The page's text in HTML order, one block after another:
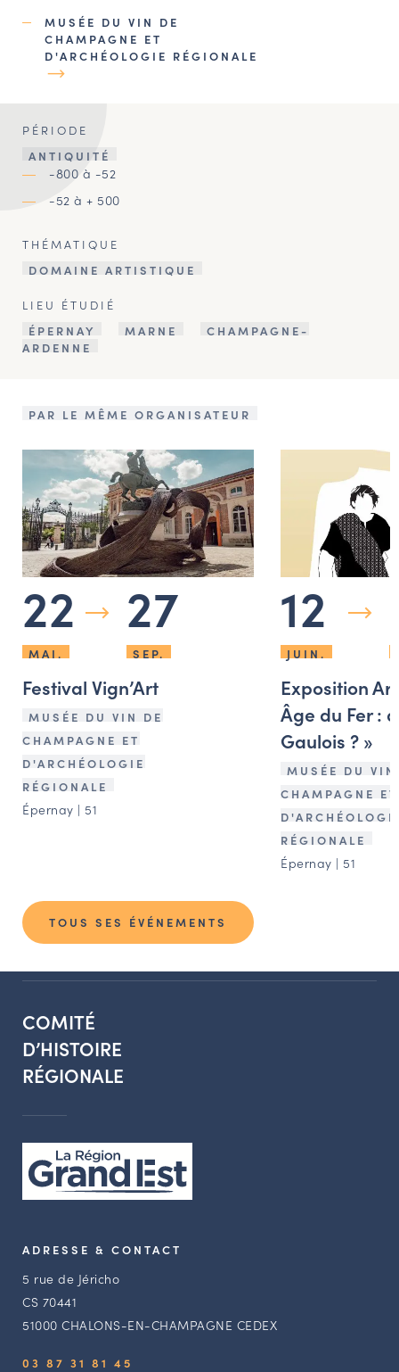
MUSÉE DU VIN DE
CHAMPAGNE ET
D'ARCHÉOLOGIE RÉGIONALE
PÉRIODE
ANTIQUITÉ
-800 à -52
-52 à + 500
THÉMATIQUE
DOMAINE ARTISTIQUE
LIEU ÉTUDIÉ
ÉPERNAY
MARNE
CHAMPAGNE-
ARDENNE
PAR LE MÊME ORGANISATEUR
22
MAI.
27
SEP.
Festival Vign’Art
MUSÉE DU VIN DE
CHAMPAGNE ET
D'ARCHÉOLOGIE
RÉGIONALE
Épernay | 51
12
JUIN.
Exposition
Âge du Fer :
Gaulois ? »
MUSÉE DU
CHAMPAGNE ET
RÉGIONALE
Épernay | 51
TOUS SES ÉVÉNEMENTS
COMITÉ
D’HISTOIRE
RÉGIONALE
ADRESSE & CONTACT
5 rue de Jéricho
CS 70441
51000 CHALONS-EN-CHAMPAGNE CEDEX
03 87 31 81 45